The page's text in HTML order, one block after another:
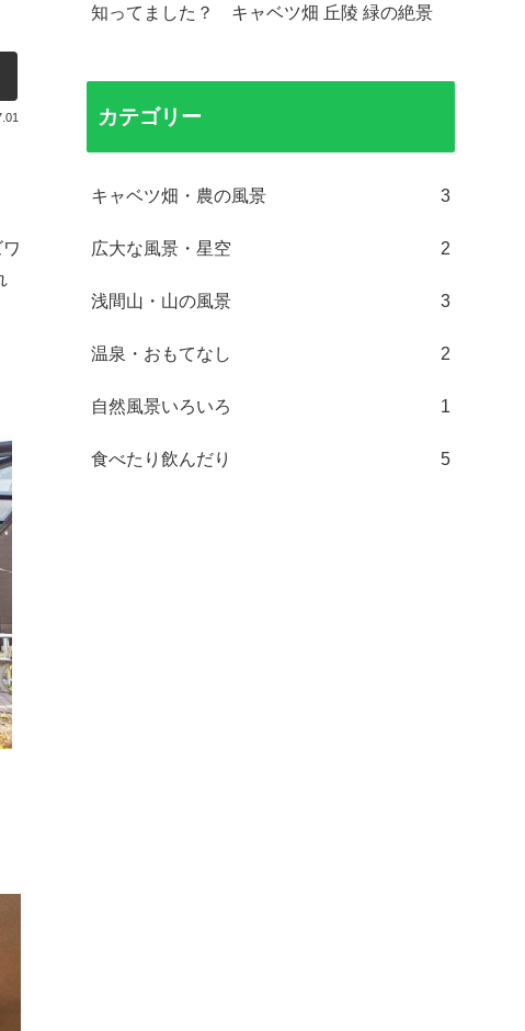
知ってました？ キャベツ畑 丘陵 緑の絶景
カテゴリー
キャベツ畑・農の風景 3
広大な風景・星空 2
浅間山・山の風景 3
温泉・おもてなし 2
自然風景いろいろ 1
食べたり飲んだり 5